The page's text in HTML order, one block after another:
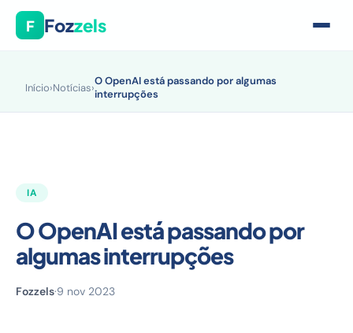
F Fozzels
Início›Notícias›O OpenAI está passando por algumas
interrupções
IA
O OpenAI está passando por
algumas interrupções
Fozzels·9 nov 2023